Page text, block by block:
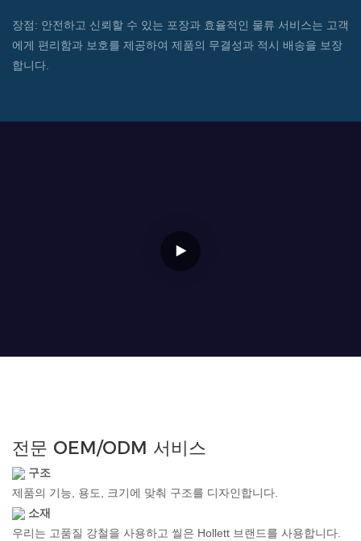
장점: 안전하고 신뢰할 수 있는 포장과 효율적인 물류 서비스는 고객
에게 편리함과 보호를 제공하여 제품의 무결성과 적시 배송을 보장
합니다.
전문 OEM/ODM 서비스
구조
제품의 기능, 용도, 크기에 맞춰 구조를 디자인합니다.
소재
우리는 고품질 강철을 사용하고 씰은 Hollett 브랜드를 사용합니다.